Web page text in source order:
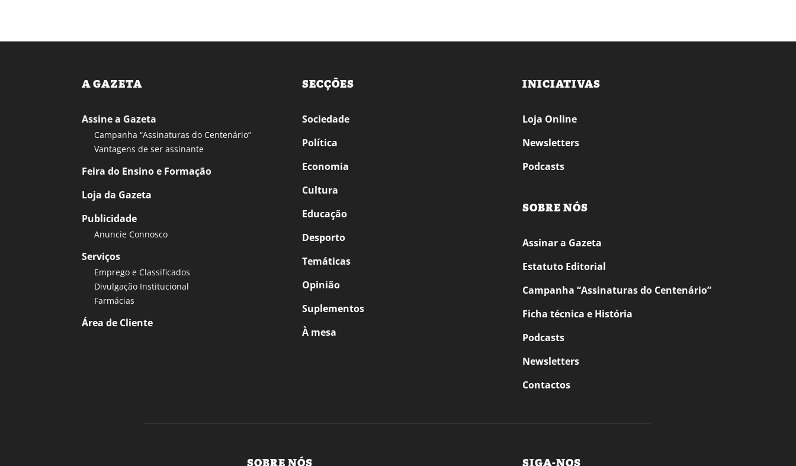
A GAZETA
Assine a Gazeta
Campanha “Assinaturas do Centenário”
Vantagens de ser assinante
Feira do Ensino e Formação
Loja da Gazeta
Publicidade
Anuncie Connosco
Serviços
Emprego e Classificados
Divulgação Institucional
Farmácias
Área de Cliente
SECÇÕES
Sociedade
Política
Economia
Cultura
Educação
Desporto
Temáticas
Opinião
Suplementos
À mesa
INICIATIVAS
Loja Online
Newsletters
Podcasts
SOBRE NÓS
Assinar a Gazeta
Estatuto Editorial
Campanha “Assinaturas do Centenário”
Ficha técnica e História
Podcasts
Newsletters
Contactos
SOBRE NÓS SIGA-NOS